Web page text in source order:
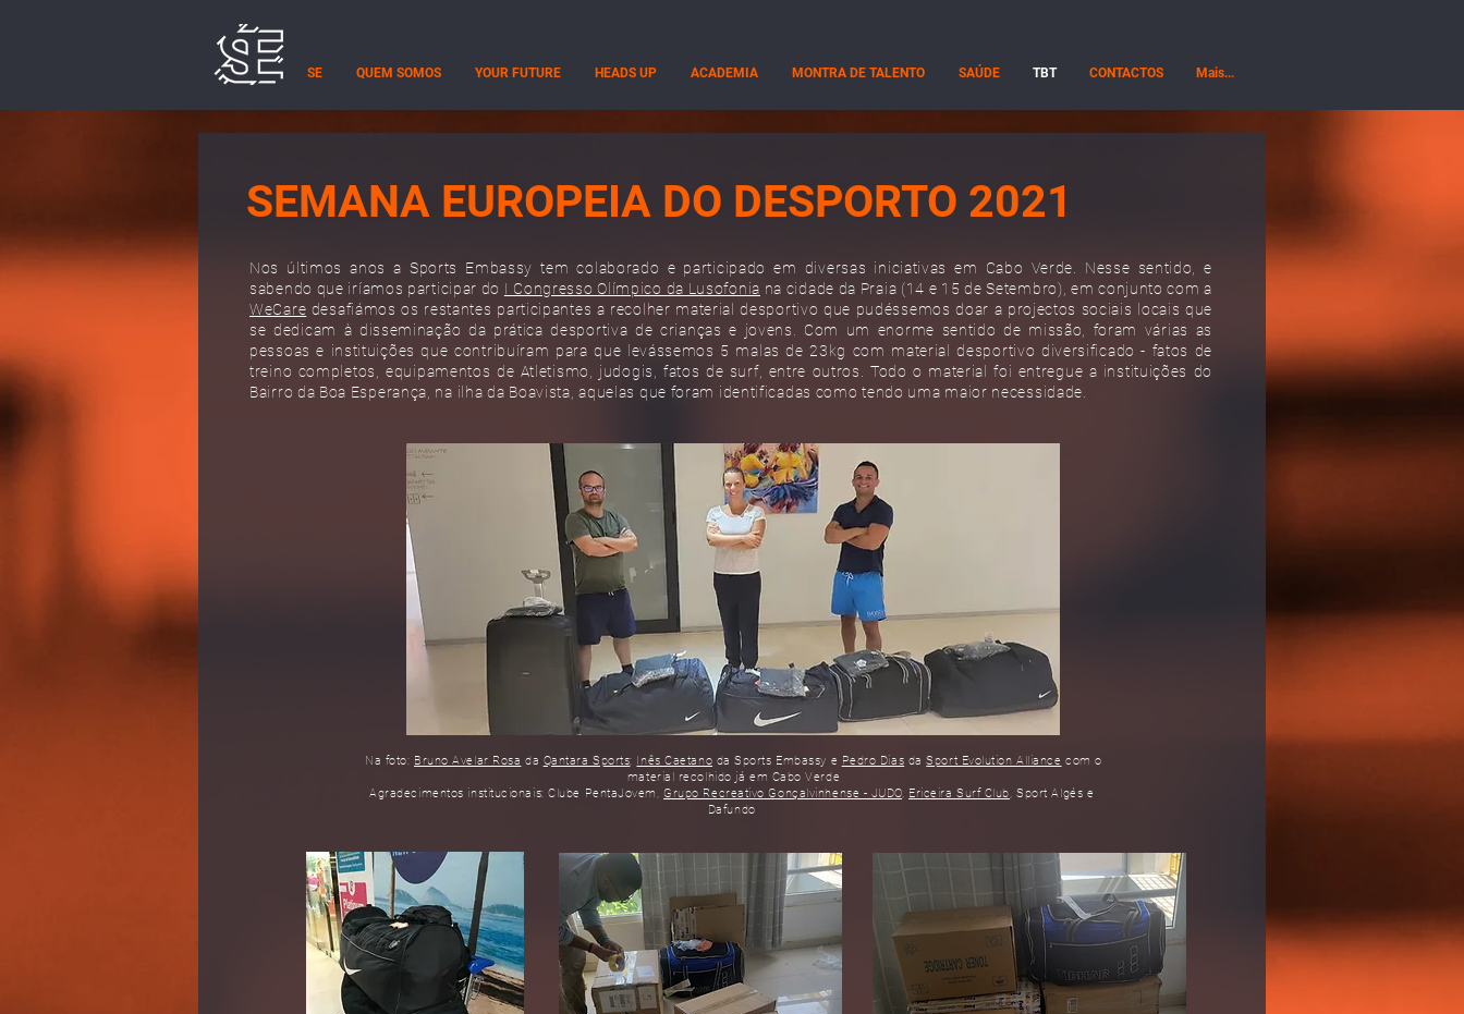
SE QUEM SOMOS YOUR FUTURE HEADS UP ACADEMIA MONTRA DE TALENTO SAÚDE TBT CONTACTOS Mais...
SEMANA EUROPEIA DO DESPORTO 2021
Nos últimos anos a Sports Embassy tem colaborado e participado em diversas iniciativas em Cabo Verde. Nesse sentido, e
sabendo que iríamos participar do I Congresso Olímpico da Lusofonia na cidade da Praia (14 e 15 de Setembro), em conjunto com a
WeCare desafiámos os restantes participantes a recolher material desportivo que pudéssemos doar a projectos sociais locais que
se dedicam à disseminação da prática desportiva de crianças e jovens. Com um enorme sentido de missão, foram várias as
pessoas e instituições que contribuíram para que levássemos 5 malas de 23kg com material desportivo diversificado - fatos de
treino completos, equipamentos de Atletismo, judogis, fatos de surf, entre outros. Todo o material foi entregue a instituições do
Bairro da Boa Esperança, na ilha da Boavista, aquelas que foram identificadas como tendo uma maior necessidade.
Na foto: Bruno Avelar Rosa da Qantara Sports; Inês Caetano da Sports Embassy e Pedro Dias daSport Evolution Alliance com o
material recolhido já em Cabo Verde
Agradecimentos institucionais: Clube PentaJovem, Grupo Recreativo Gonçalvinhense - JUDO, Ericeira Surf Club, Sport Algés e
Dafundo